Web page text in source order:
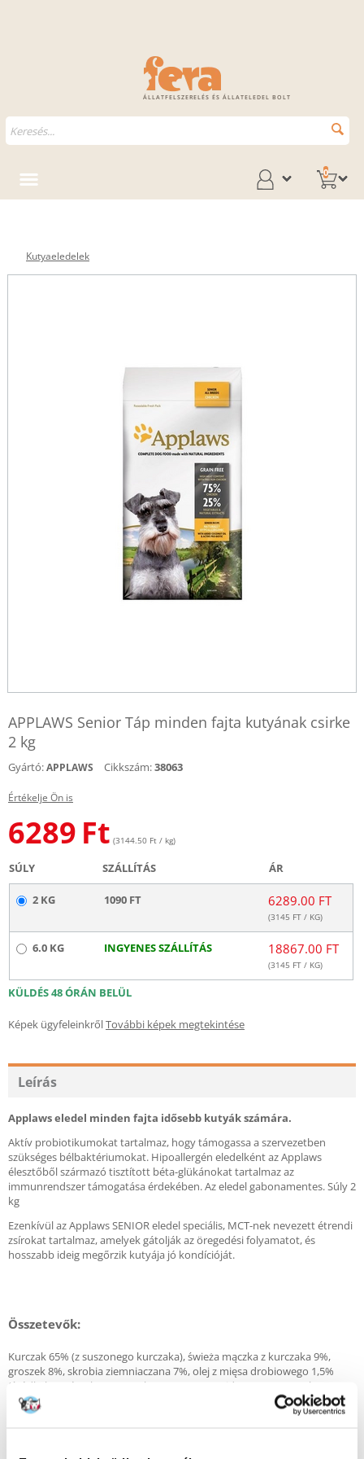
ÁLLATFELSZERELÉS ÉS ÁLLATELEDEL BOLT
0
Kutyaeledelek
APPLAWS Senior Táp minden fajta kutyának csirke
2 kg
Gyártó:APPLAWS Cikkszám:38063
Értékelje Ön is
6289 Ft (3144.50 Ft / kg)
SÚLY SZÁLLÍTÁS ÁR
2 KG 1090 FT 6289.00 FT
(3145 FT / KG)
6.0 KG INGYENES SZÁLLÍTÁS 18867.00 FT
(3145 FT / KG)
KÜLDÉS 48 ÓRÁN BELÜL
Képek ügyfeleinkrőlTovábbi képek megtekintése
Leírás
Applaws eledel minden fajta idősebb kutyák számára.
Aktív probiotikumokat tartalmaz, hogy támogassa a szervezetben
szükséges bélbaktériumokat. Hipoallergén eledelként az Applaws
élesztőből származó tisztított béta-glükánokat tartalmaz az
immunrendszer támogatása érdekében. Az eledel gabonamentes. Súly 2
kg
Ezenkívül az Applaws SENIOR eledel speciális, MCT-nek nevezett étrendi
zsírokat tartalmaz, amelyek gátolják az öregedési folyamatot, és
hosszabb ideig megőrzik kutyája jó kondícióját.
Összetevők:
Kurczak 65% (z suszonego kurczaka), świeża mączka z kurczaka 9%,
groszek 8%, skrobia ziemniaczana 7%, olej z mięsa drobiowego 1,5%
(źródło kwasów tłuszczowych omega-6), pomidory (z suszonych
pomidorów), sos własny z mięsa drobiowego, całe jaja (z suszonych jaj),
celulozowe włókna roślinne, składniki mineralne, witaminy, olej z łososia